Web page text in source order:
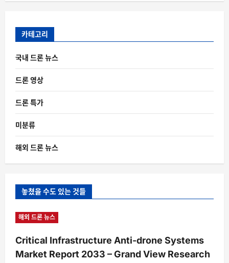
카테고리
국내 드론 뉴스
드론 영상
드론 특가
미분류
해외 드론 뉴스
놓쳤을 수도 있는 것들
해외 드론 뉴스
Critical Infrastructure Anti-drone Systems
Market Report 2033 – Grand View Research